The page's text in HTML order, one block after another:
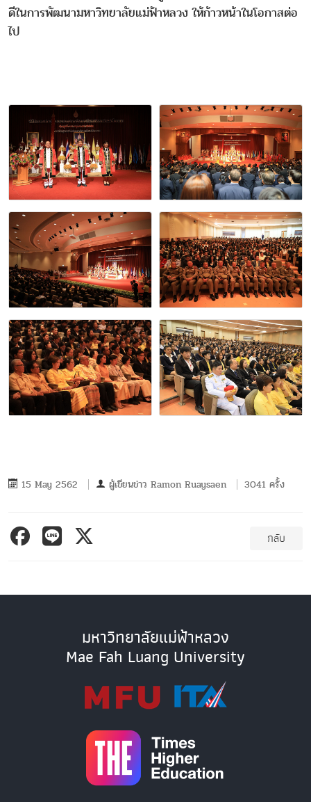
ดีในการพัฒนามหาวิทยาลัยแม่ฟ้าหลวง ให้ก้าวหน้าในโอกาสต่อ
ไป
15 May 2562 ผู้เขียนข่าว Ramon Ruaysaen 3041 ครั้ง
กลับ
มหาวิทยาลัยแม่ฟ้าหลวง
Mae Fah Luang University